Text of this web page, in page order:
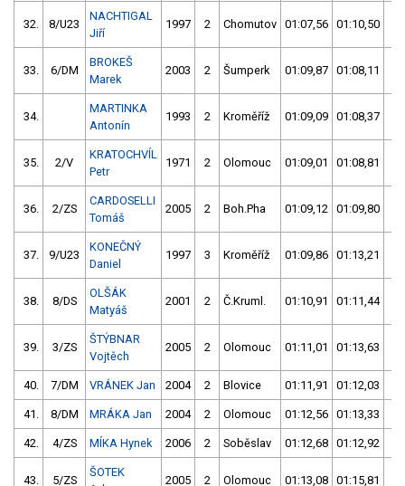
32. 8/U23
NACHTIGAL
Jiří
1997 2 Chomutov 01:07,56 01:10,50
33. 6/DM
BROKEŠ
Marek
2003 2 Šumperk 01:09,87 01:08,11
34.
MARTINKA
Antonín
1993 2 Kroměříž 01:09,09 01:08,37
35. 2/V
KRATOCHVÍL
Petr
1971 2 Olomouc 01:09,01 01:08,81
36. 2/ZS
CARDOSELLI
Tomáš
2005 2 Boh.Pha 01:09,12 01:09,80
37. 9/U23
KONEČNÝ
Daniel
1997 3 Kroměříž 01:09,86 01:13,21
38. 8/DS
OLŠÁK
Matyáš
2001 2 Č.Kruml. 01:10,91 01:11,44
39. 3/ZS
ŠTÝBNAR
Vojtěch
2005 2 Olomouc 01:11,01 01:13,63
40. 7/DM VRÁNEK Jan 2004 2 Blovice 01:11,91 01:12,03
41. 8/DM MRÁKA Jan 2004 2 Olomouc 01:12,56 01:13,33
42. 4/ZS MÍKA Hynek 2006 2 Soběslav 01:12,68 01:12,92
43. 5/ZS
ŠOTEK
2005 2 Olomouc 01:13,08 01:15,81